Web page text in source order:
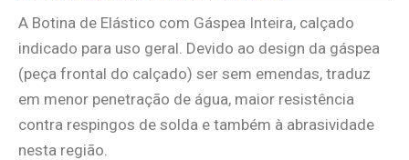
A Botina de Elástico com Gáspea Inteira, calçado
indicado para uso geral. Devido ao design da gáspea
(peça frontal do calçado) ser sem emendas, traduz
em menor penetração de água, maior resistência
contra respingos de solda e também à abrasividade
nesta região.